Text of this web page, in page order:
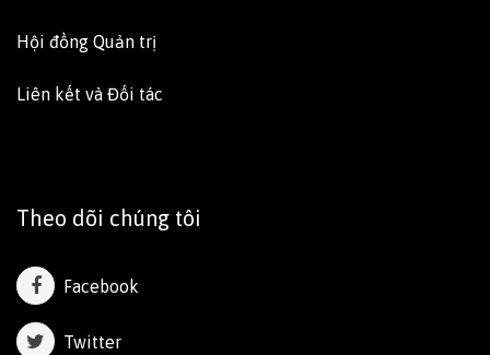
Hội đồng Quản trị
Liên kết và Đối tác
Theo dõi chúng tôi
Facebook
Twitter